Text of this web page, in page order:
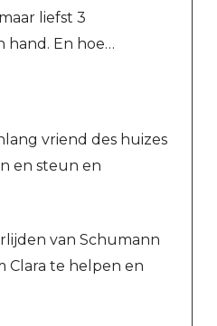
liefst 3
En hoe…
vriend des huizes
en steun en
van Schumann
Clara te helpen en